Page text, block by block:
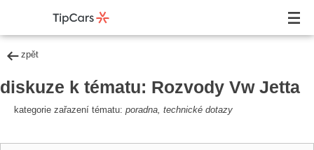
zpět
diskuze k tématu: Rozvody Vw Jetta
kategorie zařazení tématu: poradna, technické dotazy